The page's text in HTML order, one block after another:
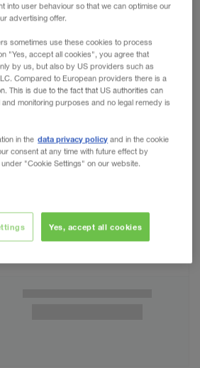
into user behaviour so that we can optimise our
advertising offer.
sometimes use these cookies to process
"Yes, accept all cookies", you agree that
by us, but also by US providers such as
Compared to European providers there is a
This is due to the fact that US authorities can
monitoring purposes and no legal remedy is
in the data privacy policy and in the cookie
consent at any time with future effect by
"Cookie Settings" on our website.
Yes, accept all cookies